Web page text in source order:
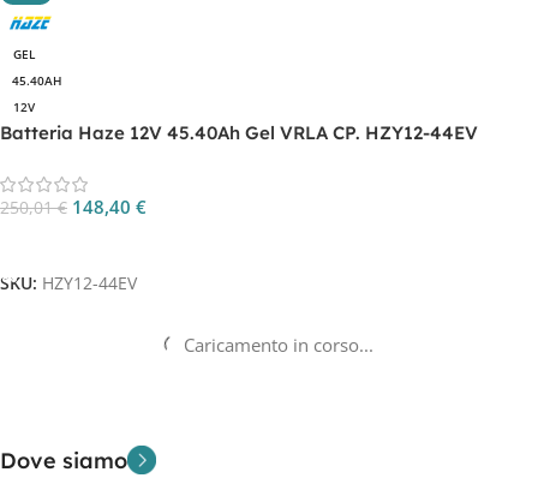
GEL
45.40AH
12V
Batteria Haze 12V 45.40Ah Gel VRLA CP. HZY12-44EV
250,01€ 148,40 €
SKU: HZY12-44EV
Caricamento in corso...
Dove siamo